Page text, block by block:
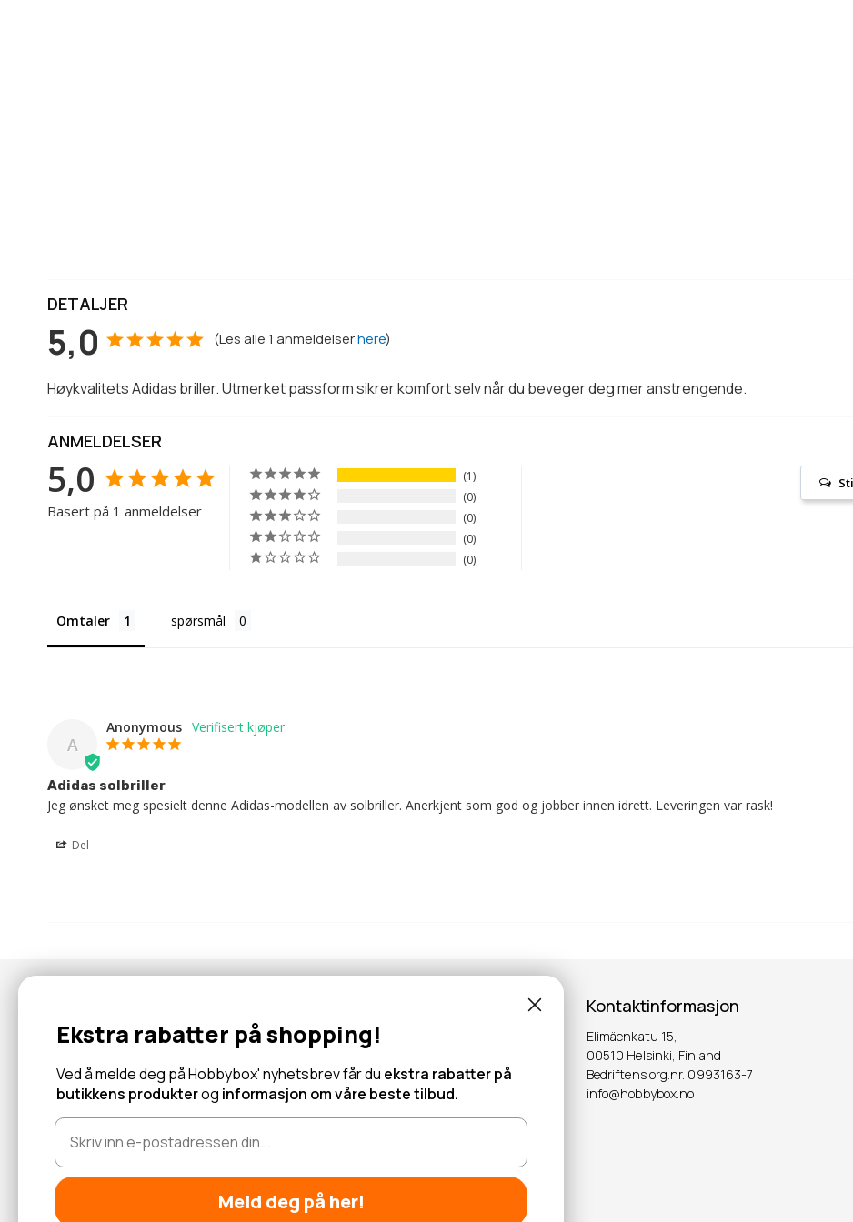
DETALJER
5,0 (Les alle1 anmeldelserhere)
Høykvalitets Adidas briller. Utmerket passform sikrer komfort selv når du beveger deg mer anstrengende.
ANMELDELSER
5,0
Basert på 1 anmeldelser
1
0
0
0
0
Omtaler spørsmål
A
Anonymous
Adidas solbriller
Jeg ønsket meg spesielt denne Adidas-modellen av solbriller. Anerkjent som god og jobber innen idrett. Leveringen var rask!
Del
Abonner for å motta tilbud og informasjon om nye produkter!
OK
Les mer
Kontaktinformasjon
Elimäenkatu 15,
00510 Helsinki, Finland
Bedriftens org.nr. 0993163-7
info@hobbybox.no
Ekstra rabatter på shopping!
Ved å melde deg på Hobbybox' nyhetsbrev får du ekstra rabatter på
butikkens produkterog informasjon om våre beste tilbud.
Meld deg på her!